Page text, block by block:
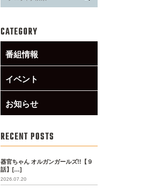
CATEGORY
番組情報
イベント
お知らせ
RECENT POSTS
器官ちゃん オルガンガールズ!!【９
話】[…]
2026.07.20